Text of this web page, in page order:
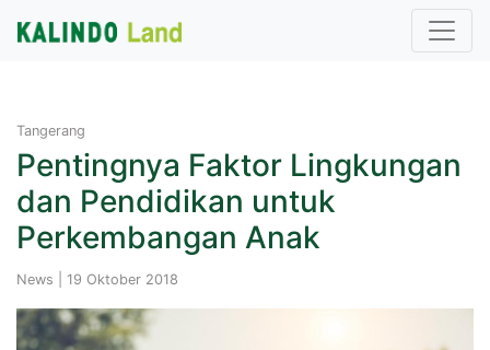
Tangerang
Pentingnya Faktor Lingkungan
dan Pendidikan untuk
Perkembangan Anak
News | 19 Oktober 2018